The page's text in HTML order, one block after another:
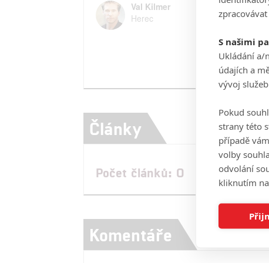
Val Kilmer
Herec
Články
Počet článků: 0
Komentáře
S našimi
Ukládání a/
údajích a
vývoj služeb
Pokud
strany této
případě
volby
odvolání
kliknutím